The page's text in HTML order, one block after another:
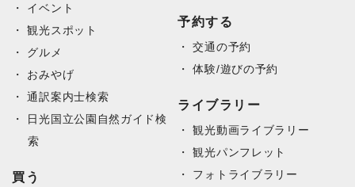
イベント
観光スポット
グルメ
おみやげ
通訳案内士検索
日光国立公園自然ガイド検
索
買う
予約する
交通の予約
体験/遊びの予約
ライブラリー
観光動画ライブラリー
観光パンフレット
フォトライブラリー